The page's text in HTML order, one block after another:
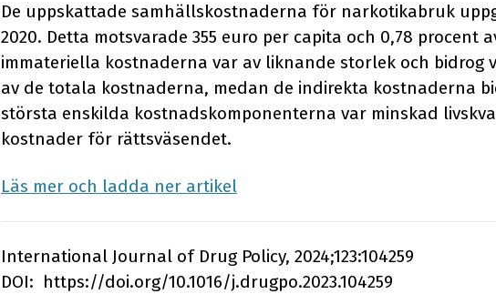
De uppskattade samhällskostnaderna för narkotikabruk
2020. Detta motsvarade 355 euro per capita och 0,78 procent
immateriella kostnaderna var av liknande storlek och bidrog
av de totala kostnaderna, medan de indirekta kostnaderna
största enskilda kostnadskomponenterna var minskad
kostnader för rättsväsendet.
Läs mer och ladda ner artikel
International Journal of Drug Policy, 2024;123:104259
DOI: https://doi.org/10.1016/j.drugpo.2023.104259